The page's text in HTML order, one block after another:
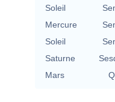
Soleil
Mercure
Soleil
Saturne
Mars